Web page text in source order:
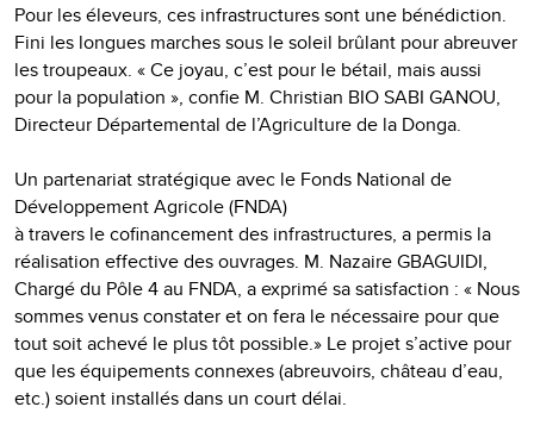
Pour les éleveurs, ces infrastructures sont une bénédiction.
Fini les longues marches sous le soleil brûlant pour abreuver
les troupeaux. « Ce joyau, c’est pour le bétail, mais aussi
pour la population », confie M. Christian BIO SABI GANOU,
Directeur Départemental de l’Agriculture de la Donga.
Un partenariat stratégique avec le Fonds National de
Développement Agricole (FNDA)
à travers le cofinancement des infrastructures, a permis la
réalisation effective des ouvrages. M. Nazaire GBAGUIDI,
Chargé du Pôle 4 au FNDA, a exprimé sa satisfaction : « Nous
sommes venus constater et on fera le nécessaire pour que
tout soit achevé le plus tôt possible.» Le projet s’active pour
que les équipements connexes (abreuvoirs, château d’eau,
etc.) soient installés dans un court délai.